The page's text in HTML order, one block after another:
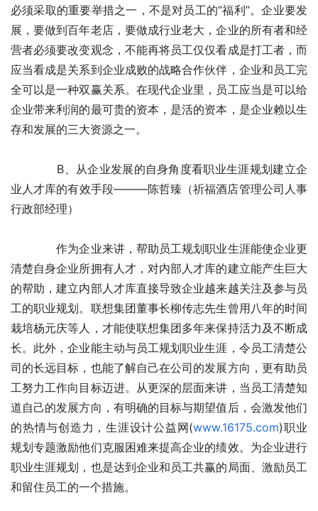
必须采取的重要举措之一，不是对员工的“福利”。企业要发
展，要做到百年老店，要做成行业老大，企业的所有者和经
营者必须要改变观念，不能再将员工仅仅看成是打工者，而
应当看成是关系到企业成败的战略合作伙伴，企业和员工完
全可以是一种双赢关系。在现代企业里，员工应当是可以给
企业带来利润的最可贵的资本，是活的资本，是企业赖以生
存和发展的三大资源之一。
B、从企业发展的自身角度看职业生涯规划建立企
业人才库的有效手段———陈哲臻（祈福酒店管理公司人事
行政部经理）
作为企业来讲，帮助员工规划职业生涯能使企业更
清楚自身企业所拥有人才，对内部人才库的建立能产生巨大
的帮助，建立内部人才库直接导致企业越来越关注及参与员
工的职业规划。联想集团董事长柳传志先生曾用八年的时间
栽培杨元庆等人，才能使联想集团多年来保持活力及不断成
长。此外，企业能主动与员工规划职业生涯，令员工清楚公
司的长远目标，也能了解自己在公司的发展方向，更有助员
工努力工作向目标迈进。从更深的层面来讲，当员工清楚知
道自己的发展方向，有明确的目标与期望值后，会激发他们
的热情与创造力，生涯设计公益网(www.16175.com)职业
规划专题激励他们克服困难来提高企业的绩效。为企业进行
职业生涯规划，也是达到企业和员工共赢的局面、激励员工
和留住员工的一个措施。